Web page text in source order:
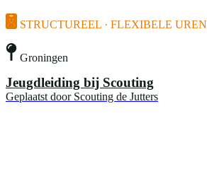
STRUCTUREEL · FLEXIBELE UREN
Groningen
Jeugdleiding bij Scouting
Geplaatst door Scouting de Jutters